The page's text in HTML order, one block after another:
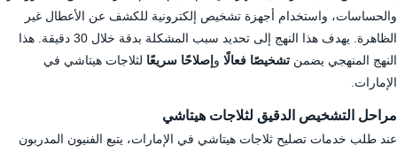
والحساسات، واستخدام أجهزة تشخيص إلكترونية للكشف عن الأعطال غير
الظاهرة. يهدف هذا النهج إلى تحديد سبب المشكلة بدقة خلال 30 دقيقة. هذا
النهج المنهجي يضمن تشخيصًا فعالًا و إصلاحًا سريعًا لثلاجات هيتاشي في
الإمارات.
مراحل التشخيص الدقيق لثلاجات هيتاشي
عند طلب خدمات تصليح ثلاجات هيتاشي في الإمارات، يتبع الفنيون المدربون